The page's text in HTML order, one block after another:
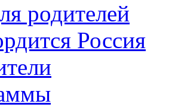
родителей
Россия